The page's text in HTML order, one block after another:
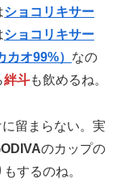
ショコリキサー
ショコリキサー
オ99%） なの
絆斗も飲めるね。
留まらない。実
のカップの
するのね。